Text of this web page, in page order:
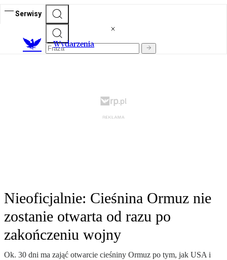
Serwisy
Wydarzenia
Nieoficjalnie: Cieśnina Ormuz nie
zostanie otwarta od razu po
zakończeniu wojny
Ok. 30 dni ma zająć otwarcie cieśniny Ormuz po tym, jak USA i